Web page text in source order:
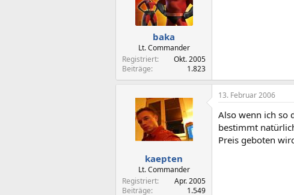
baka
Lt. Commander
Registriert
Okt. 2005
Beiträge
1.823
kaepten
Lt. Commander
Registriert
Apr. 2005
Beiträge
1.549
13. Februar 2006
Also wenn ich so
bestimmt
Preis geboten